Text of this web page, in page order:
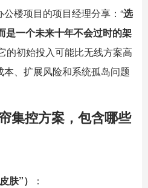
楼项目的项目经理分享：“选
是一个未来十年不会过时的架
的初始投入可能比无线方案高
、扩展风险和系统孤岛问题
集控方案，包含哪些
肤”）
：